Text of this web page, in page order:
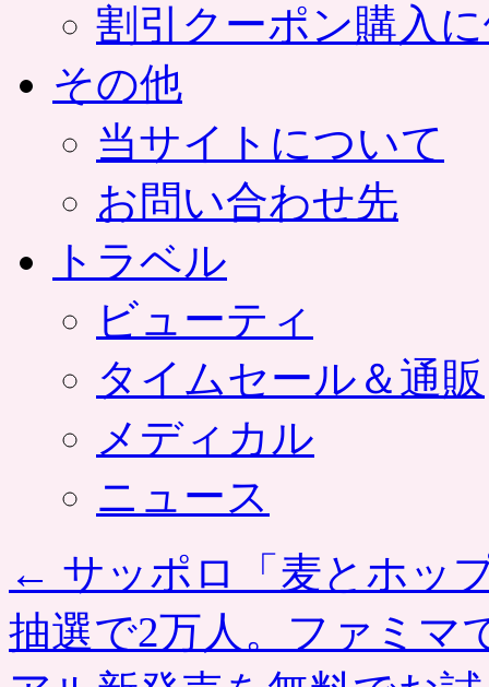
割引クーポン購入
その他
当サイトについて
お問い合わせ先
トラベル
ビューティ
タイムセール＆通販
メディカル
ニュース
← サッポロ「麦とホッ
抽選で2万人。ファミマ